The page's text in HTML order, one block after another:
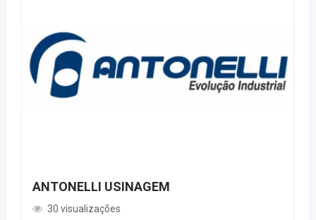
ANTONELLI USINAGEM
30 visualizações